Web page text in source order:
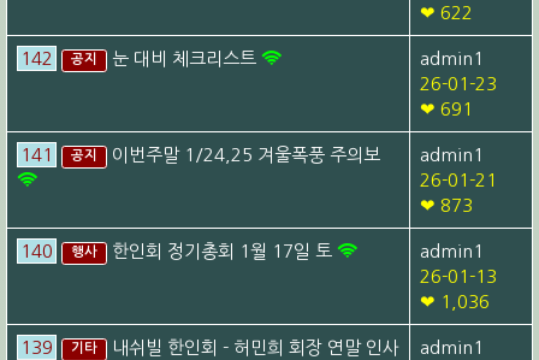
❤ 622
142 공지 눈 대비 체크리스트
admin1
26-01-23
❤ 691
141 공지 이번주말 1/24,25 겨울폭풍 주의보
admin1
26-01-21
❤ 873
140 행사 한인회 정기총회 1월 17일 토
admin1
26-01-13
❤ 1,036
139 기타
내쉬빌 한인회 - 허민희 회장 연말 인사
admin1